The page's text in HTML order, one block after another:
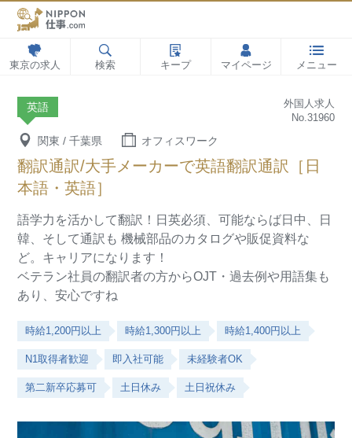
東京の求人 検索 キープ マイページ メニュー
英語
外国人求人
No.31960
関東 / 千葉県 オフィスワーク
翻訳通訳/大手メーカーで英語翻訳通訳［日
本語・英語］
語学力を活かして翻訳！日英必須、可能ならば日中、日
韓、そして通訳も 機械部品のカタログや販促資料な
ど。キャリアになります！
ベテラン社員の翻訳者の方からOJT・過去例や用語集も
あり、安心ですね
時給1,200円以上 時給1,300円以上 時給1,400円以上
N1取得者歓迎 即入社可能 未経験者OK
第二新卒応募可 土日休み 土日祝休み